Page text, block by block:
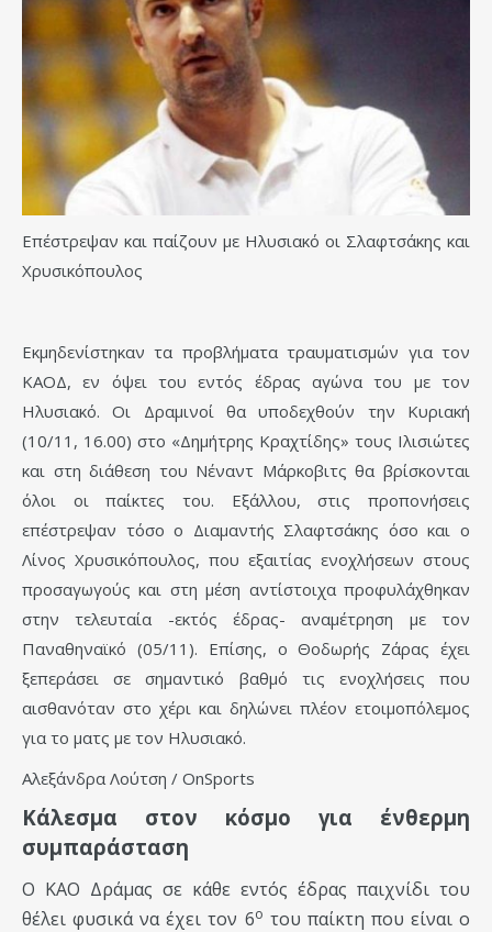
Επέστρεψαν και παίζουν με Ηλυσιακό οι Σλαφτσάκης και
Χρυσικόπουλος
Εκμηδενίστηκαν τα προβλήματα τραυματισμών για τον
ΚΑΟΔ, εν όψει του εντός έδρας αγώνα του με τον
Ηλυσιακό. Οι Δραμινοί θα υποδεχθούν την Κυριακή
(10/11, 16.00) στο «Δημήτρης Κραχτίδης» τους Ιλισιώτες
και στη διάθεση του Νέναντ Μάρκοβιτς θα βρίσκονται
όλοι οι παίκτες του. Εξάλλου, στις προπονήσεις
επέστρεψαν τόσο ο Διαμαντής Σλαφτσάκης όσο και ο
Λίνος Χρυσικόπουλος, που εξαιτίας ενοχλήσεων στους
προσαγωγούς και στη μέση αντίστοιχα προφυλάχθηκαν
στην τελευταία -εκτός έδρας- αναμέτρηση με τον
Παναθηναϊκό (05/11). Επίσης, ο Θοδωρής Ζάρας έχει
ξεπεράσει σε σημαντικό βαθμό τις ενοχλήσεις που
αισθανόταν στο χέρι και δηλώνει πλέον ετοιμοπόλεμος
για το ματς με τον Ηλυσιακό.
Αλεξάνδρα Λούτση / OnSports
Κάλεσμα στον κόσμο για ένθερμη
συμπαράσταση
Ο ΚΑΟ Δράμας σε κάθε εντός έδρας παιχνίδι του
θέλει φυσικά να έχει τον 6ο του παίκτη που είναι ο